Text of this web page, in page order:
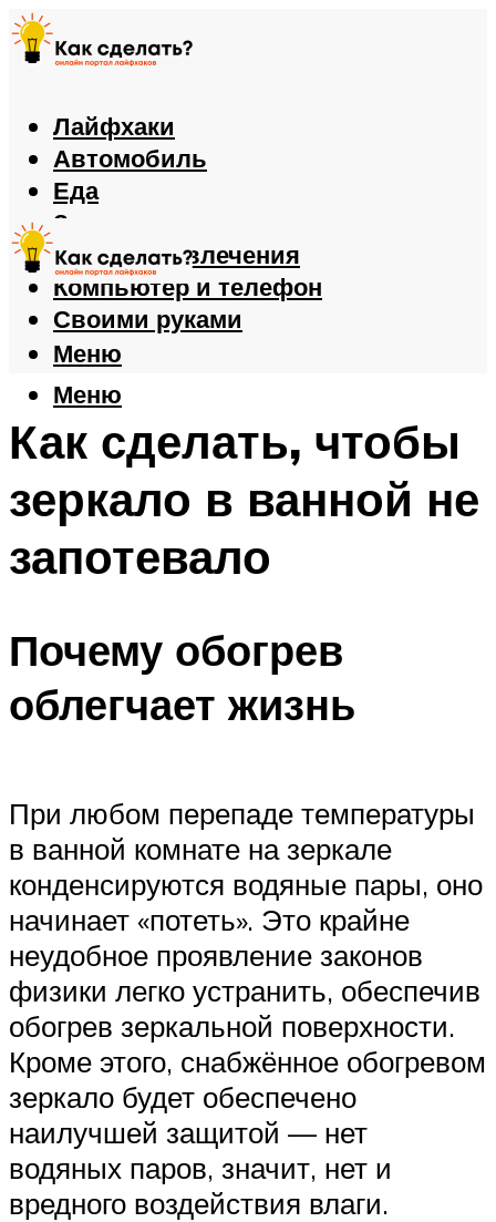
Лайфхаки
Автомобиль
Еда
Здоровье
Игры и развлечения
Компьютер и телефон
Своими руками
Меню
Меню
Как сделать, чтобы
зеркало в ванной не
запотевало
Почему обогрев
облегчает жизнь
При любом перепаде температуры
в ванной комнате на зеркале
конденсируются водяные пары, оно
начинает «потеть». Это крайне
неудобное проявление законов
физики легко устранить, обеспечив
обогрев зеркальной поверхности.
Кроме этого, снабжённое обогревом
зеркало будет обеспечено
наилучшей защитой — нет
водяных паров, значит, нет и
вредного воздействия влаги.